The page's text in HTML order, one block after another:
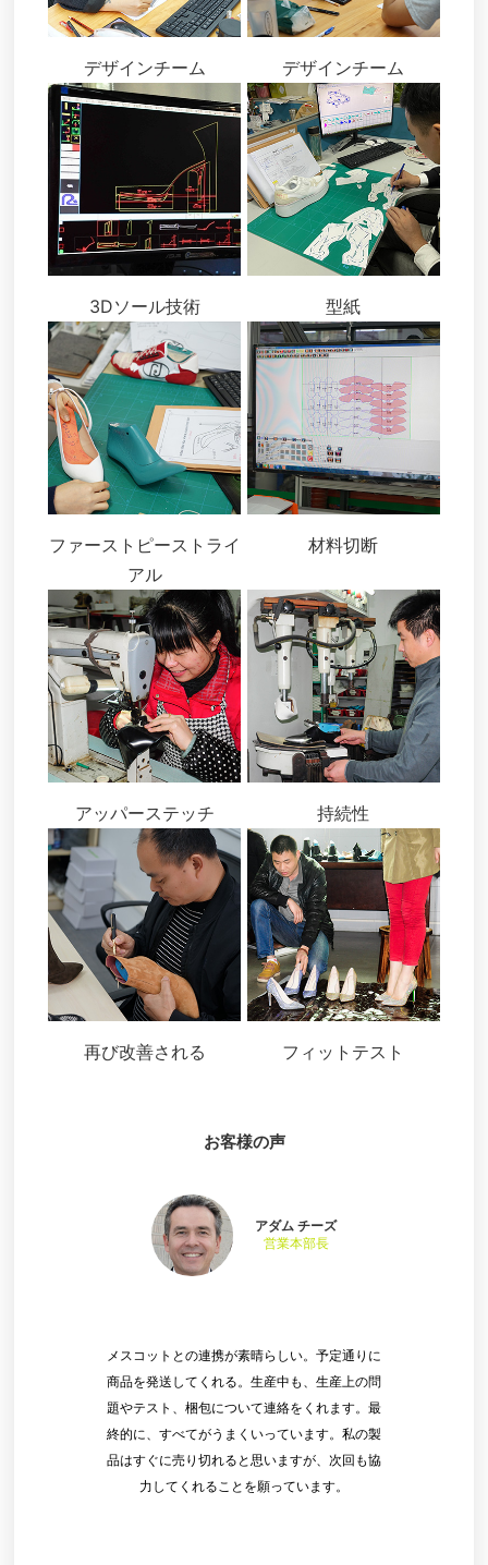
デザインチーム デザインチーム
3Dソール技術 型紙
ファーストピーストライ
アル
材料切断
アッパーステッチ 持続性
再び改善される フィットテスト
お客様の声
メスコットとの連携が素晴らしい。予定通りに
商品を発送してくれる。生産中も、生産上の問
題やテスト、梱包について連絡をくれます。最
終的に、すべてがうまくいっています。私の製
品はすぐに売り切れると思いますが、次回も協
力してくれることを願っています。
アダム チーズ
営業本部長